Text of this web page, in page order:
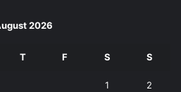
2026
T F S S
1 2